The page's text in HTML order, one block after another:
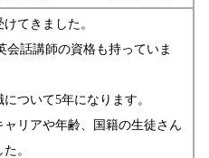
てきました。
会話講師の資格も持っていま
ついて5年になります。
ャリアや年齢、国籍の生徒さん
。